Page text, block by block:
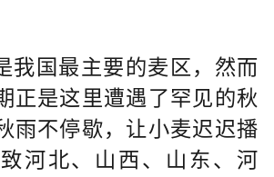
我国最主要的麦区，然而
正是这里遭遇了罕见的秋
雨不停歇，让小麦迟迟播
河北、山西、山东、河